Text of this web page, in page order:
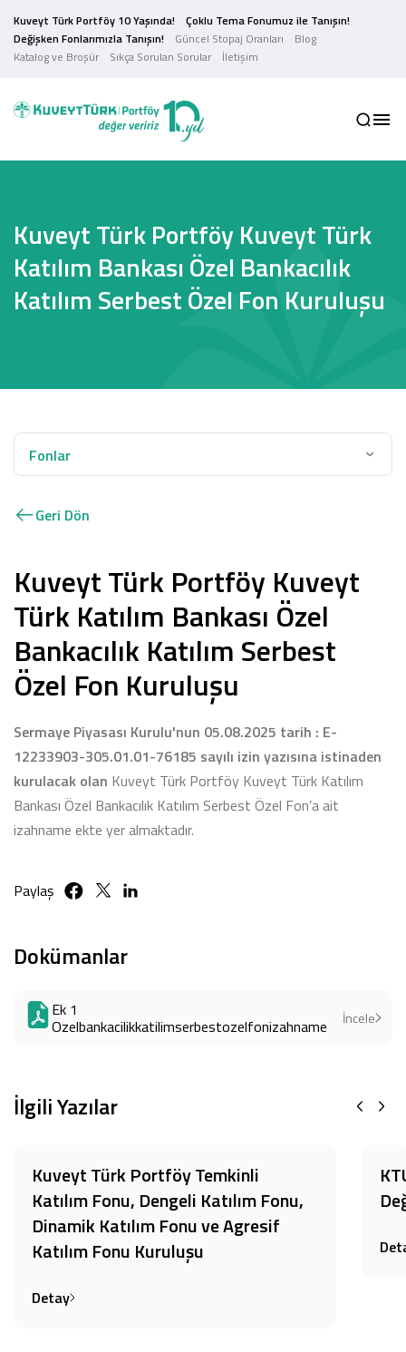
Kuveyt Türk Portföy 10 Yaşında!
Çoklu Tema Fonumuz ile Tanışın!
Değişken Fonlarımızla Tanışın!
Güncel Stopaj Oranları
Blog
Katalog ve Broşür
Sıkça Sorulan Sorular İletişim
Kuveyt Türk Portföy Kuveyt Türk
Katılım Bankası Özel Bankacılık
Katılım Serbest Özel Fon Kuruluşu
Fonlar
Geri Dön
Kuveyt Türk Portföy Kuveyt
Türk Katılım Bankası Özel
Bankacılık Katılım Serbest
Özel Fon Kuruluşu
Sermaye Piyasası Kurulu'nun 05.08.2025 tarih : E-
12233903-305.01.01-76185 sayılı izin yazısına istinaden
kurulacak olan Kuveyt Türk Portföy Kuveyt Türk Katılım
Bankası Özel Bankacılık Katılım Serbest Özel Fon’a ait
izahname ekte yer almaktadır.
Paylaş
Dokümanlar
Ek 1
Ozelbankacilikkatilimserbestozelfonizahname İncele
İlgili Yazılar
Kuveyt Türk Portföy Temkinli
Katılım Fonu, Dengeli Katılım Fonu,
Dinamik Katılım Fonu ve Agresif
Katılım Fonu Kuruluşu
Detay